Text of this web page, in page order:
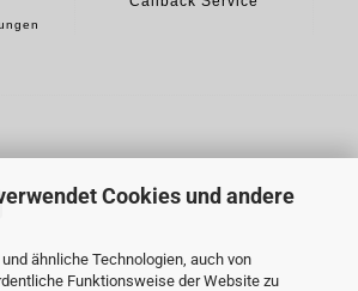
Cookies und andere
ähnliche Technologien, auch von
Funktionsweise der Website zu